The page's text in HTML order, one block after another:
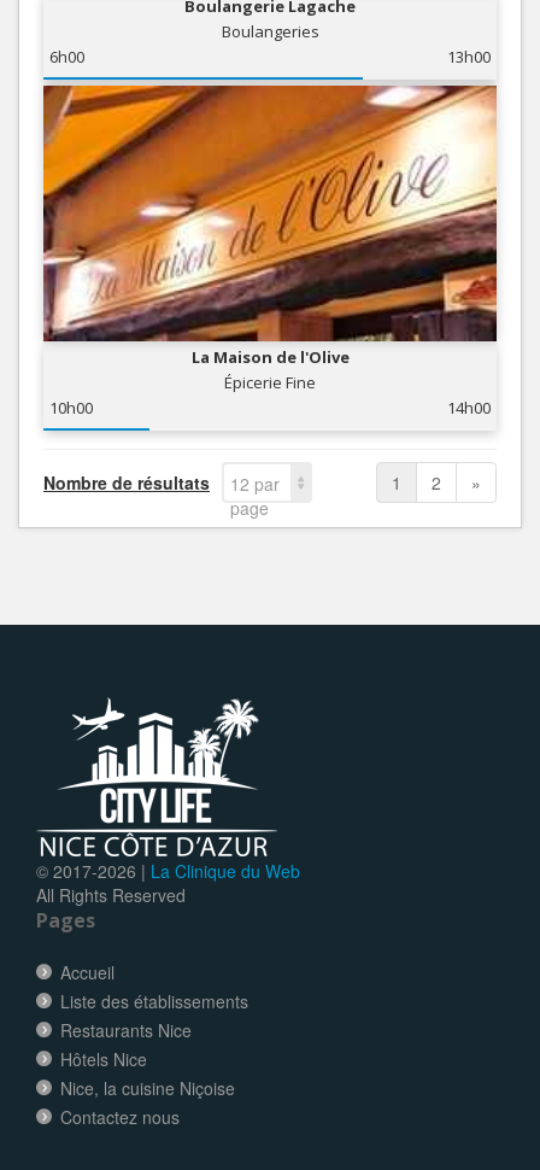
Boulangerie Lagache
Boulangeries
6h00
13h00
La Maison de l'Olive
Épicerie Fine
10h00
14h00
Nombre de résultats
12 par
page
1 2 »
© 2017-2026 | La Clinique du Web
All Rights Reserved
Pages
Accueil
Liste des établissements
Restaurants Nice
Hôtels Nice
Nice, la cuisine Niçoise
Contactez nous